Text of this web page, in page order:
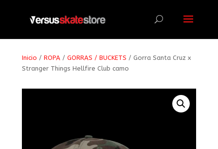
Inicio / ROPA/ GORRAS / BUCKETS / Gorra Santa Cruz x
Stranger Things Hellfire Club camo